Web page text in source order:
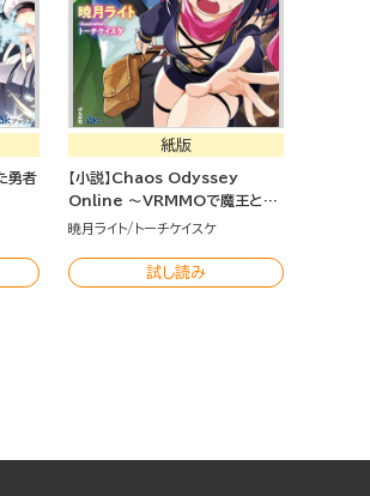
勇者
紙版
【小説】Chaos Odyssey
Online ～VRMMOで魔王と呼
ばれています～
暁月ライト トーチケイスケ
試し読み